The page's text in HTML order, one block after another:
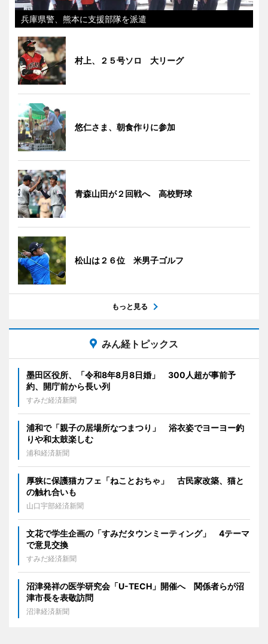
兵庫県警、熊本に支援部隊を派遣
村上、２５号ソロ 大リーグ
悠仁さま、朝食作りに参加
青森山田が２回戦へ 高校野球
松山は２６位 米男子ゴルフ
もっと見る
みん経トピックス
墨田区役所、「令和8年8月8日婚」 300人超が事前予
約、開庁前から長い列
すみだ経済新聞
浦和で「親子の居場所なつまつり」 浴衣姿でヨーヨー釣
りや和太鼓楽しむ
浦和経済新聞
厚狭に保護猫カフェ「ねことおちゃ」 古民家改築、猫と
の触れ合いも
山口宇部経済新聞
文花で学生企画の「すみだタウンミーティング」 4テーマ
で意見交換
すみだ経済新聞
沼津発祥の医学研究会「U-TECH」開催へ 関係者らが沼
津市長を表敬訪問
沼津経済新聞